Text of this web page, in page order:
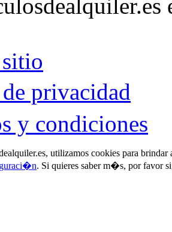
privacidad
y condiciones
utilizamos cookies para brindar
. Si quieres saber m�s, por favor